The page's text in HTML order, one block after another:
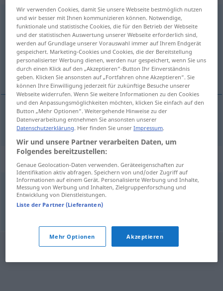
schutzlosadj&adv
Übersicht aller Übersetzungen
(Für mehr Details die Übersetzung anklicken/antippen)
sin protección
sinprotección schutzlos
Synonyme für "schutzlos"
wehrlos,Freiwild (fig.),vogelfrei,rechtlos
Wir verwenden Cookies, damit Sie unsere Webseite bestmöglich nutzen
und wir besser mit Ihnen kommunizieren können. Notwendige,
funktionale und statistische Cookies, die für den Betrieb der Webseite
und der statistischen Auswertung unserer Webseite erforderlich sind,
werden auf Grundlage unserer Vorauswahl immer auf Ihrem Endgerät
gespeichert. Marketing-Cookies und Cookies, die der Bereitstellung
personalisierter Werbung dienen, werden nur gespeichert, wenn Sie uns
durch einen Klick auf den „Akzeptieren“-Button Ihr Einverständnis
geben. Klicken Sie ansonsten auf „Fortfahren ohne Akzeptieren“. Sie
können Ihre Einwilligung jederzeit für zukünftige Besuche unserer
Webseite widerrufen. Wenn Sie weitere Informationen zu den Cookies
und den Anpassungsmöglichkeiten möchten, klicken Sie einfach auf den
Button „Mehr Optionen“. Weitergehende Hinweise zu der
Datenverarbeitung entnehmen Sie ansonsten unserer
Datenschutzerklärung. Hier finden Sie unserImpressum.
Wir und unsere Partner verarbeiten Daten, um
Folgendes bereitzustellen:
Genaue Geolocation-Daten verwenden. Geräteeigenschaften zur
Identifikation aktiv abfragen. Speichern von und/oder Zugriff auf
Informationen auf einem Gerät. Personalisierte Werbung und Inhalte,
Messung von Werbung und Inhalten, Zielgruppenforschung und
Entwicklung von Dienstleistungen.
Liste der Partner (Lieferanten)
Mehr Optionen Akzeptieren